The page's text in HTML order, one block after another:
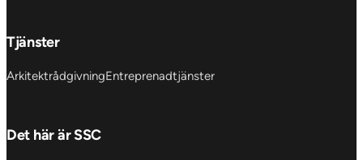
Tjänster
ArkitektrådgivningEntreprenadtjänster
Det här är SSC